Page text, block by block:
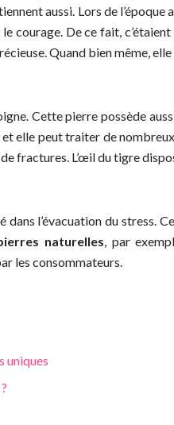
aussi. Lors de l’époque
De ce fait,
Quand bien même,
Cette pierre possède
et elle peut traiter de
fractures. L’œil du tigre
l’évacuation du stress.
naturelles, par
les consommateurs.
uniques